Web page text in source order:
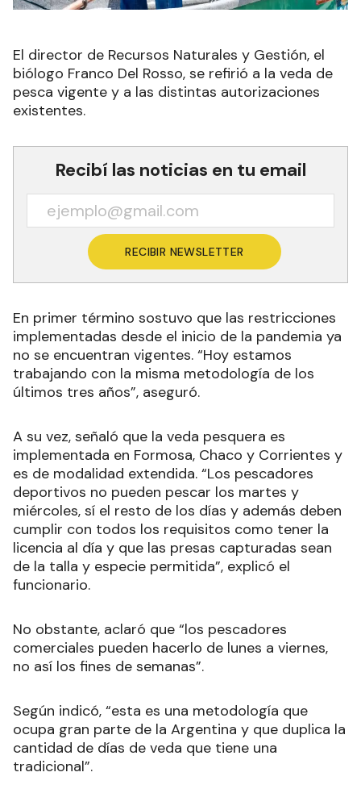
El director de Recursos Naturales y Gestión, el
biólogo Franco Del Rosso, se refirió a la veda de
pesca vigente y a las distintas autorizaciones
existentes.
Recibí las noticias en tu email
RECIBIR NEWSLETTER
En primer término sostuvo que las restricciones
implementadas desde el inicio de la pandemia ya
no se encuentran vigentes. “Hoy estamos
trabajando con la misma metodología de los
últimos tres años”, aseguró.
A su vez, señaló que la veda pesquera es
implementada en Formosa, Chaco y Corrientes y
es de modalidad extendida. “Los pescadores
deportivos no pueden pescar los martes y
miércoles, sí el resto de los días y además deben
cumplir con todos los requisitos como tener la
licencia al día y que las presas capturadas sean
de la talla y especie permitida”, explicó el
funcionario.
No obstante, aclaró que “los pescadores
comerciales pueden hacerlo de lunes a viernes,
no así los fines de semanas”.
Según indicó, “esta es una metodología que
ocupa gran parte de la Argentina y que duplica la
cantidad de días de veda que tiene una
tradicional”.